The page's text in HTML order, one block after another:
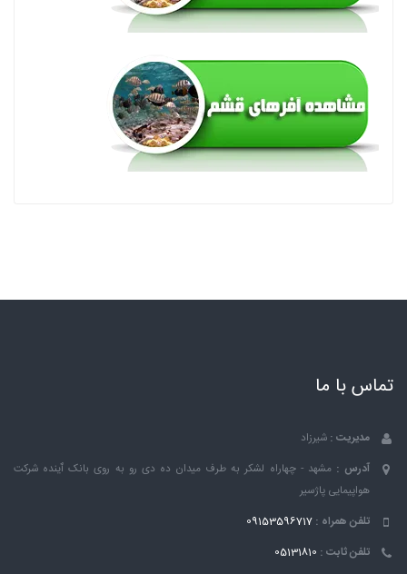
تماس با ما
مدیریت : شیرزاد
آدرس : مشهد - چهاراه لشکر به طرف میدان ده دی رو به روی بانک ٱینده شرکت
هواپیمایی پاژسیر
تلفن همراه : 09153596717
تلفن ثابت : 05131810